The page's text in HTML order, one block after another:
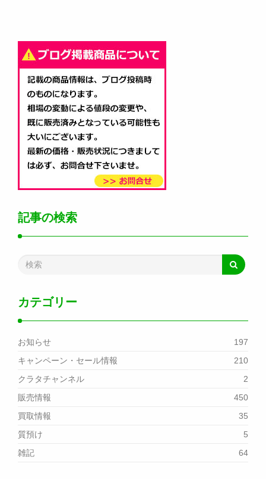
記事の検索
カテゴリー
お知らせ
197
キャンペーン・セール情報
210
クラタチャンネル
2
販売情報
450
買取情報
35
質預け
5
雑記
64